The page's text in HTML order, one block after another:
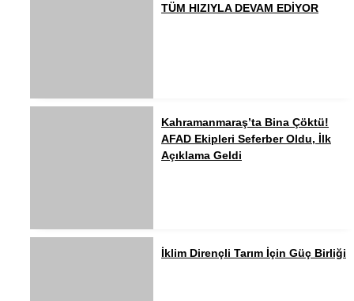
TÜM HIZIYLA DEVAM EDİYOR
Kahramanmaraş’ta Bina Çöktü!
AFAD Ekipleri Seferber Oldu, İlk
Açıklama Geldi
İklim Dirençli Tarım İçin Güç Birliği